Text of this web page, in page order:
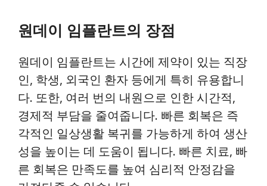
원데이 임플란트의 장점
원데이 임플란트는 시간에 제약이 있는 직장
인, 학생, 외국인 환자 등에게 특히 유용합니
다. 또한, 여러 번의 내원으로 인한 시간적,
경제적 부담을 줄여줍니다. 빠른 회복은 즉
각적인 일상생활 복귀를 가능하게 하여 생산
성을 높이는 데 도움이 됩니다. 빠른 치료, 빠
른 회복은 만족도를 높여 심리적 안정감을